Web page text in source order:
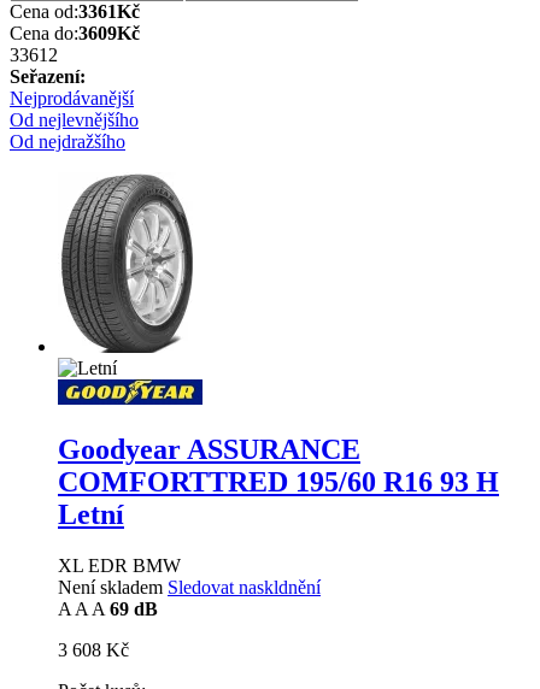
Cena od:3361Kč
Cena do:3609Kč
3361 2
Seřazení:
Nejprodávanější
Od nejlevnějšího
Od nejdražšího
Goodyear ASSURANCE
COMFORTTRED 195/60 R16 93 H
Letní
XL EDR BMW
Není skladem Sledovat naskldnění
A A A 69 dB
3 608 Kč